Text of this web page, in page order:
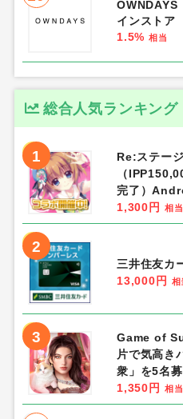
OWNDAYS
インストア
1.5% 相当
総合人気ランキング
1
Re:ステー
（
完了）
1,300円
相当
2
三井住友カ
13,000円
相
3
Game of
片で気高き
衆」を5名
1,350円
相当